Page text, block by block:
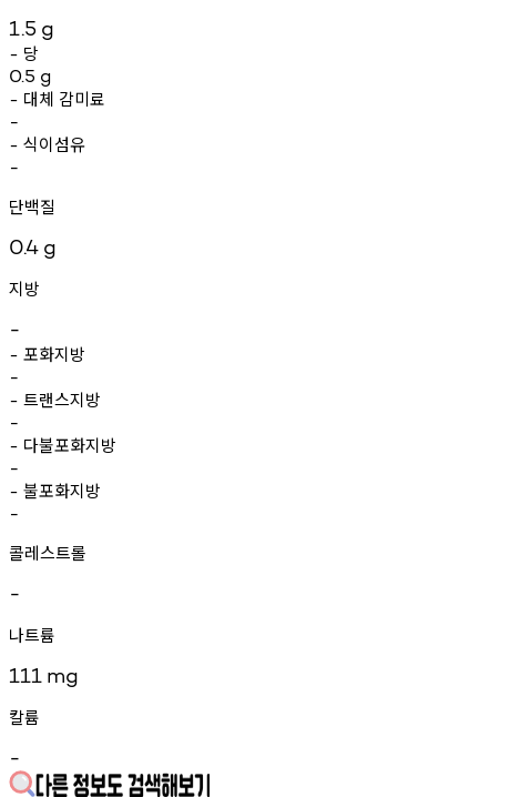
1.5 g
- 당
0.5 g
- 대체 감미료
-
- 식이섬유
-
단백질
0.4 g
지방
-
- 포화지방
-
- 트랜스지방
-
- 다불포화지방
-
- 불포화지방
-
콜레스트롤
-
나트륨
111 mg
칼륨
-